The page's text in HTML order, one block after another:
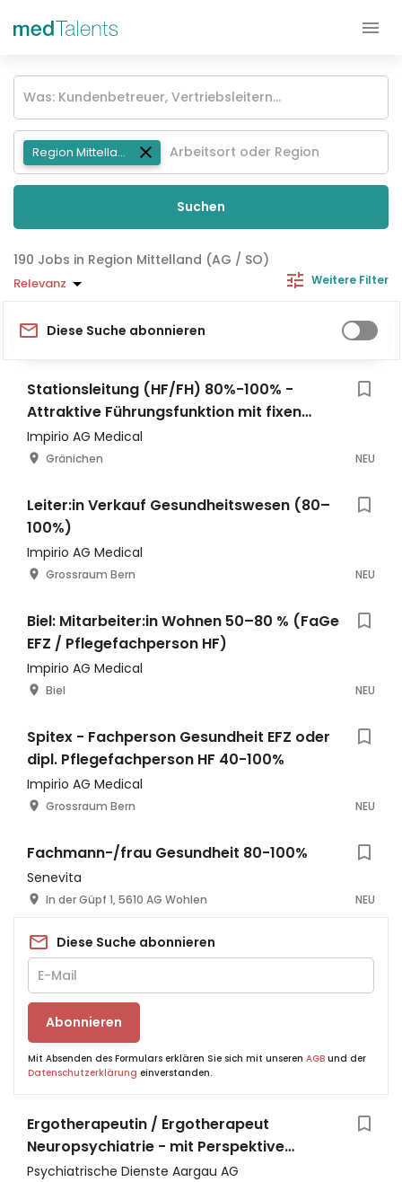
Region Mittelland (AG / SO)
Suchen
Jobs in Region Mittelland (AG / SO)
Relevanz Weitere Filter
Diese Suche abonnieren
Stationsleitung (HF/FH) 80%-100% -
Attraktive Führungsfunktion mit fixen
Bürotagen
Impirio AG Medical
Gränichen NEU
Leiter:in Verkauf Gesundheitswesen (80–
100%)
Impirio AG Medical
Grossraum Bern NEU
Biel: Mitarbeiter:in Wohnen 50–80 % (FaGe
EFZ / Pflegefachperson HF)
Impirio AG Medical
Biel NEU
Spitex - Fachperson Gesundheit EFZ oder
dipl. Pflegefachperson HF 40-100%
Impirio AG Medical
Grossraum Bern NEU
Fachmann-/frau Gesundheit 80-100%
Senevita
In der Güpf 1, 5610 AG Wohlen NEU
Diese Suche abonnieren
Abonnieren
Mit Absenden des Formulars erklären Sie sich mit unseren AGB und der
Datenschutzerklärung einverstanden.
Ergotherapeutin / Ergotherapeut
Neuropsychiatrie - mit Perspektive
Tiergestützte Therapie
Psychiatrische Dienste Aargau AG